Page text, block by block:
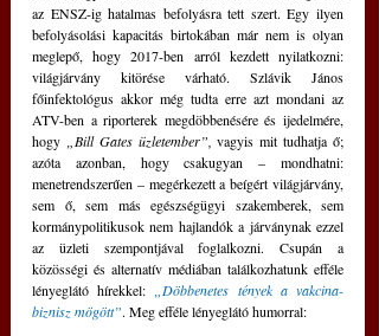
az ENSZ-ig hatalmas befolyásra tett szert. Egy ilyen
befolyásolási kapacitás birtokában már nem is olyan
meglepő, hogy 2017-ben arról kezdett nyilatkozni:
világjárvány kitörése várható. Szlávik János
főinfektológus akkor még tudta erre azt mondani az
ATV-ben a riporterek megdöbbenésére és ijedelmére,
hogy „Bill Gates üzletember”, vagyis mit tudhatja ő;
azóta azonban, hogy csakugyan – mondhatni:
menetrendszerűen – megérkezett a beígért világjárvány,
sem ő, sem más egészségügyi szakemberek, sem
kormánypolitikusok nem hajlandók a járványnak ezzel
az üzleti szempontjával foglalkozni. Csupán a
közösségi és alternatív médiában találkozhatunk efféle
lényeglátó hírekkel: „Döbbenetes tények a vakcina-
biznisz mögött”. Meg efféle lényeglátó humorral: